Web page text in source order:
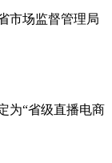
西省市场监督管理局
为“省级直播电商